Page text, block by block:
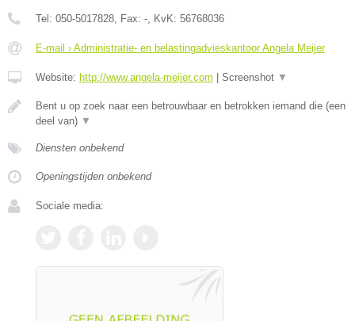
Tel: 050-5017828 , Fax: - , KvK: 56768036
E-mail › Administratie- en belastingadvieskantoor Angela Meijer
Website: http://www.angela-meijer.com | Screenshot ▼
Bent u op zoek naar een betrouwbaar en betrokken iemand die (een
deel van) ▼
Diensten onbekend
Openingstijden onbekend
Sociale media: